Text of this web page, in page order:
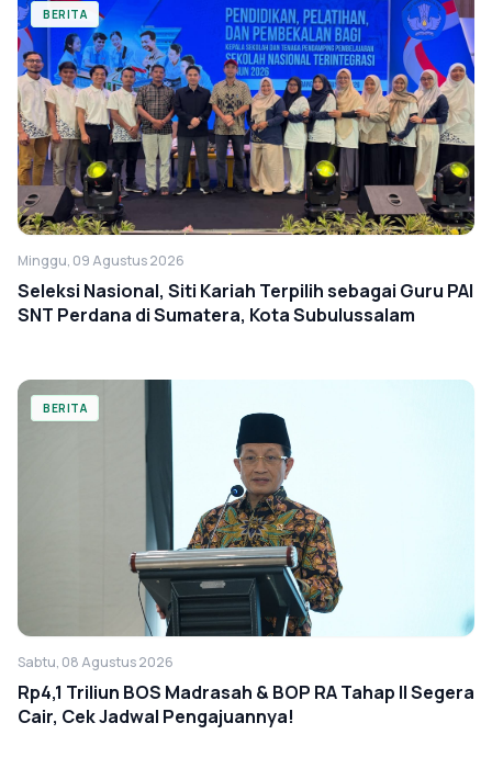
BERITA
Minggu, 09 Agustus 2026
Seleksi Nasional, Siti Kariah Terpilih sebagai Guru PAI
SNT Perdana di Sumatera, Kota Subulussalam
BERITA
Sabtu, 08 Agustus 2026
Rp4,1 Triliun BOS Madrasah & BOP RA Tahap II Segera
Cair, Cek Jadwal Pengajuannya!